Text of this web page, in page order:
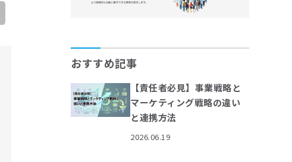
おすすめ記事
【責任者必見】事業戦略と
マーケティング戦略の違い
と連携方法
2026.06.19